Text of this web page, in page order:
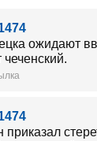
ожидают
приказал